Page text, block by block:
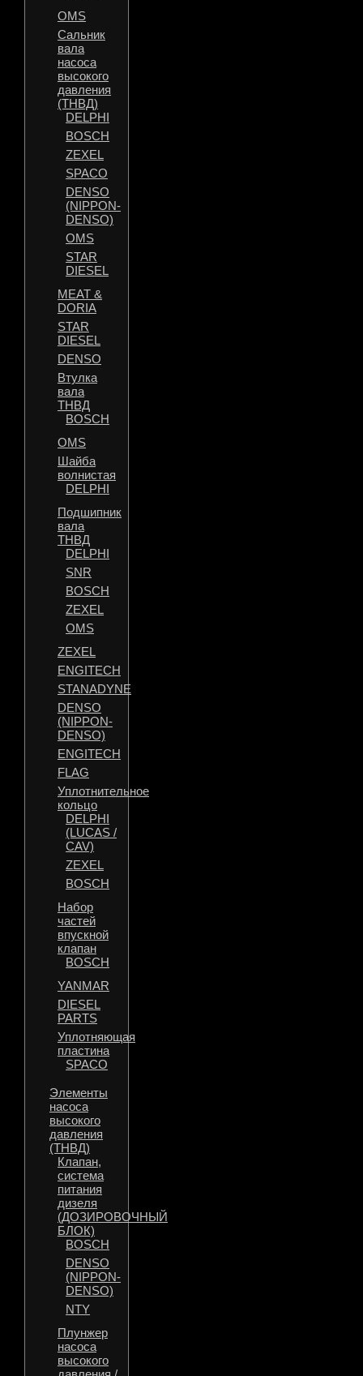
OMS
Сальник
вала
насоса
высокого
давления
(ТНВД)
DELPHI
BOSCH
ZEXEL
SPACO
DENSO
(NIPPON-
DENSO)
OMS
STAR
DIESEL
MEAT &
DORIA
STAR
DIESEL
DENSO
Втулка
вала
ТНВД
BOSCH
OMS
Шайба
волнистая
DELPHI
Подшипник
вала
ТНВД
DELPHI
SNR
BOSCH
ZEXEL
OMS
ZEXEL
ENGITECH
STANADYNE
DENSO
(NIPPON-
DENSO)
ENGITECH
FLAG
Уплотнительное
кольцо
DELPHI
(LUCAS /
CAV)
ZEXEL
BOSCH
Набор
частей
впускной
клапан
BOSCH
YANMAR
DIESEL
PARTS
Уплотняющая
пластина
SPACO
Элементы
насоса
высокого
давления
(ТНВД)
Клапан,
система
питания
дизеля
(ДОЗИРОВОЧНЫЙ
БЛОК)
BOSCH
DENSO
(NIPPON-
DENSO)
NTY
Плунжер
насоса
высокого